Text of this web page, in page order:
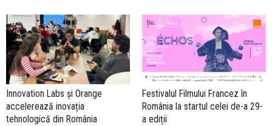
Innovation Labs și Orange
accelerează inovația
tehnologică din România
Festivalul Filmului Francez în
România la startul celei de-a 29-
a ediții